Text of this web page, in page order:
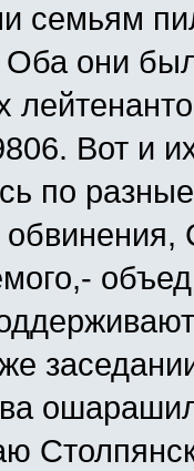
семьям
они
Вот и
по
обвинения,